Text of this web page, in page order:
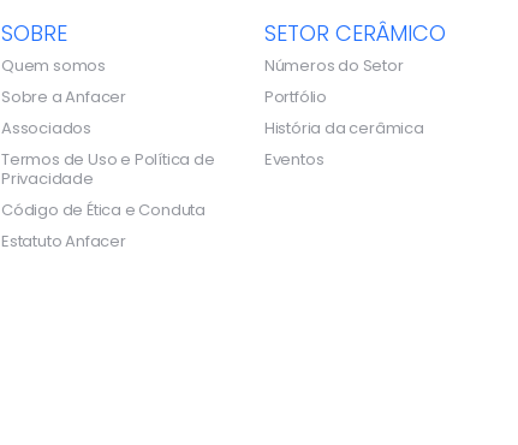
SOBRE
Quem somos
Sobre a Anfacer
Associados
Termos de Uso e Política de
Privacidade
Código de Ética e Conduta
Estatuto Anfacer
SETOR CERÂMICO
Números do Setor
Portfólio
História da cerâmica
Eventos